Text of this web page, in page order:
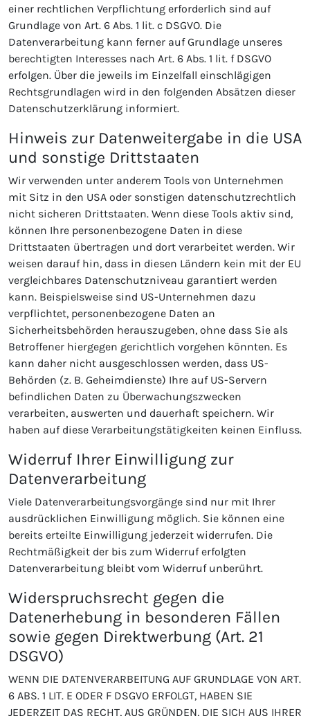
einer rechtlichen Verpflichtung erforderlich sind auf
Grundlage von Art. 6 Abs. 1 lit. c DSGVO. Die
Datenverarbeitung kann ferner auf Grundlage unseres
berechtigten Interesses nach Art. 6 Abs. 1 lit. f DSGVO
erfolgen. Über die jeweils im Einzelfall einschlägigen
Rechtsgrundlagen wird in den folgenden Absätzen dieser
Datenschutzerklärung informiert.
Hinweis zur Datenweitergabe in die USA
und sonstige Drittstaaten
Wir verwenden unter anderem Tools von Unternehmen
mit Sitz in den USA oder sonstigen datenschutzrechtlich
nicht sicheren Drittstaaten. Wenn diese Tools aktiv sind,
können Ihre personenbezogene Daten in diese
Drittstaaten übertragen und dort verarbeitet werden. Wir
weisen darauf hin, dass in diesen Ländern kein mit der EU
vergleichbares Datenschutzniveau garantiert werden
kann. Beispielsweise sind US-Unternehmen dazu
verpflichtet, personenbezogene Daten an
Sicherheitsbehörden herauszugeben, ohne dass Sie als
Betroffener hiergegen gerichtlich vorgehen könnten. Es
kann daher nicht ausgeschlossen werden, dass US-
Behörden (z. B. Geheimdienste) Ihre auf US-Servern
befindlichen Daten zu Überwachungszwecken
verarbeiten, auswerten und dauerhaft speichern. Wir
haben auf diese Verarbeitungstätigkeiten keinen Einfluss.
Widerruf Ihrer Einwilligung zur
Datenverarbeitung
Viele Datenverarbeitungsvorgänge sind nur mit Ihrer
ausdrücklichen Einwilligung möglich. Sie können eine
bereits erteilte Einwilligung jederzeit widerrufen. Die
Rechtmäßigkeit der bis zum Widerruf erfolgten
Datenverarbeitung bleibt vom Widerruf unberührt.
Widerspruchsrecht gegen die
Datenerhebung in besonderen Fällen
sowie gegen Direktwerbung (Art. 21
DSGVO)
WENN DIE DATENVERARBEITUNG AUF GRUNDLAGE VON ART.
6 ABS. 1 LIT. E ODER F DSGVO ERFOLGT, HABEN SIE
JEDERZEIT DAS RECHT, AUS GRÜNDEN, DIE SICH AUS IHRER